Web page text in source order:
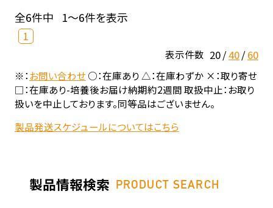
全6件中 1～6件を表示
1
表示件数 20 40 60
※：お問い合わせ○：在庫あり △：在庫わずか ×：取り寄せ
□：在庫あり-培養後お届け納期約2週間 取扱中止：お取り
扱いを中止しております。同等品はございません。
製品発送スケジュールについてはこちら
製品情報検索 PRODUCT SEARCH